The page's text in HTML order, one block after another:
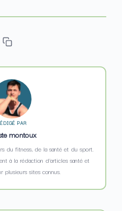
PAR
montoux
du fitness, de la santé et du sport.
à la rédaction d’articles santé et
plusieurs sites connus.